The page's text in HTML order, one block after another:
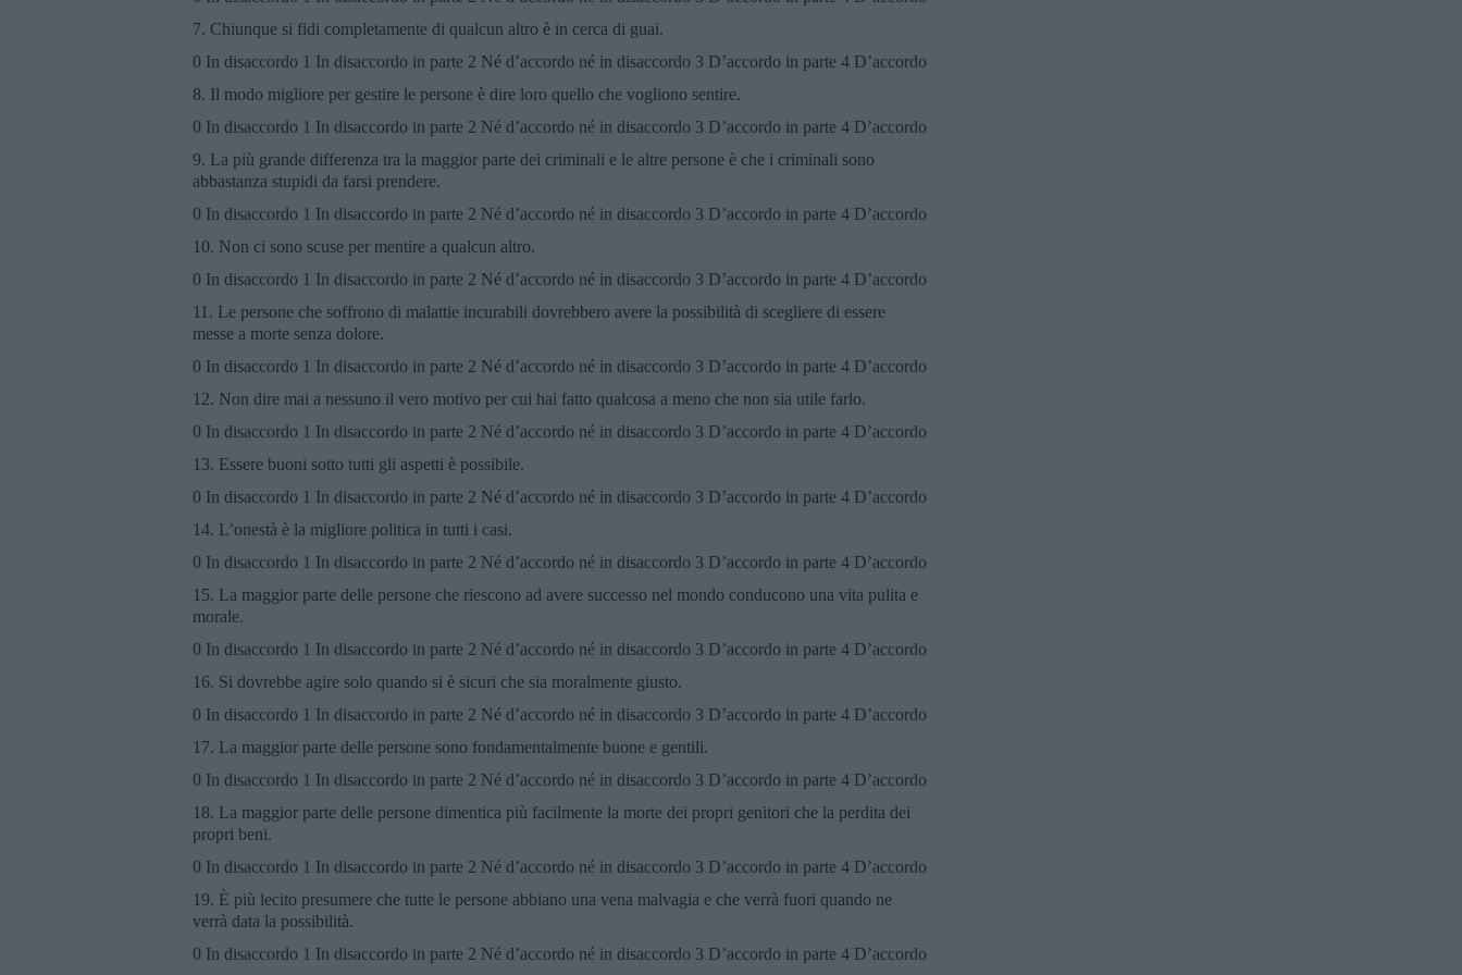
7. Chiunque si fidi completamente di qualcun altro è in cerca di guai.
0 In disaccordo 1 In disaccordo in parte 2 Né d’accordo né in disaccordo 3 D’accordo in parte 4 D’accordo
8. Il modo migliore per gestire le persone è dire loro quello che vogliono sentire.
0 In disaccordo 1 In disaccordo in parte 2 Né d’accordo né in disaccordo 3 D’accordo in parte 4 D’accordo
9. La più grande differenza tra la maggior parte dei criminali e le altre persone è che i criminali sono
abbastanza stupidi da farsi prendere.
0 In disaccordo 1 In disaccordo in parte 2 Né d’accordo né in disaccordo 3 D’accordo in parte 4 D’accordo
10. Non ci sono scuse per mentire a qualcun altro.
0 In disaccordo 1 In disaccordo in parte 2 Né d’accordo né in disaccordo 3 D’accordo in parte 4 D’accordo
11. Le persone che soffrono di malattie incurabili dovrebbero avere la possibilità di scegliere di essere
messe a morte senza dolore.
0 In disaccordo 1 In disaccordo in parte 2 Né d’accordo né in disaccordo 3 D’accordo in parte 4 D’accordo
12. Non dire mai a nessuno il vero motivo per cui hai fatto qualcosa a meno che non sia utile farlo.
0 In disaccordo 1 In disaccordo in parte 2 Né d’accordo né in disaccordo 3 D’accordo in parte 4 D’accordo
13. Essere buoni sotto tutti gli aspetti è possibile.
0 In disaccordo 1 In disaccordo in parte 2 Né d’accordo né in disaccordo 3 D’accordo in parte 4 D’accordo
14. L’onestà è la migliore politica in tutti i casi.
0 In disaccordo 1 In disaccordo in parte 2 Né d’accordo né in disaccordo 3 D’accordo in parte 4 D’accordo
15. La maggior parte delle persone che riescono ad avere successo nel mondo conducono una vita pulita e
morale.
0 In disaccordo 1 In disaccordo in parte 2 Né d’accordo né in disaccordo 3 D’accordo in parte 4 D’accordo
16. Si dovrebbe agire solo quando si è sicuri che sia moralmente giusto.
0 In disaccordo 1 In disaccordo in parte 2 Né d’accordo né in disaccordo 3 D’accordo in parte 4 D’accordo
17. La maggior parte delle persone sono fondamentalmente buone e gentili.
0 In disaccordo 1 In disaccordo in parte 2 Né d’accordo né in disaccordo 3 D’accordo in parte 4 D’accordo
18. La maggior parte delle persone dimentica più facilmente la morte dei propri genitori che la perdita dei
propri beni.
0 In disaccordo 1 In disaccordo in parte 2 Né d’accordo né in disaccordo 3 D’accordo in parte 4 D’accordo
19. È più lecito presumere che tutte le persone abbiano una vena malvagia e che verrà fuori quando ne
verrà data la possibilità.
0 In disaccordo 1 In disaccordo in parte 2 Né d’accordo né in disaccordo 3 D’accordo in parte 4 D’accordo